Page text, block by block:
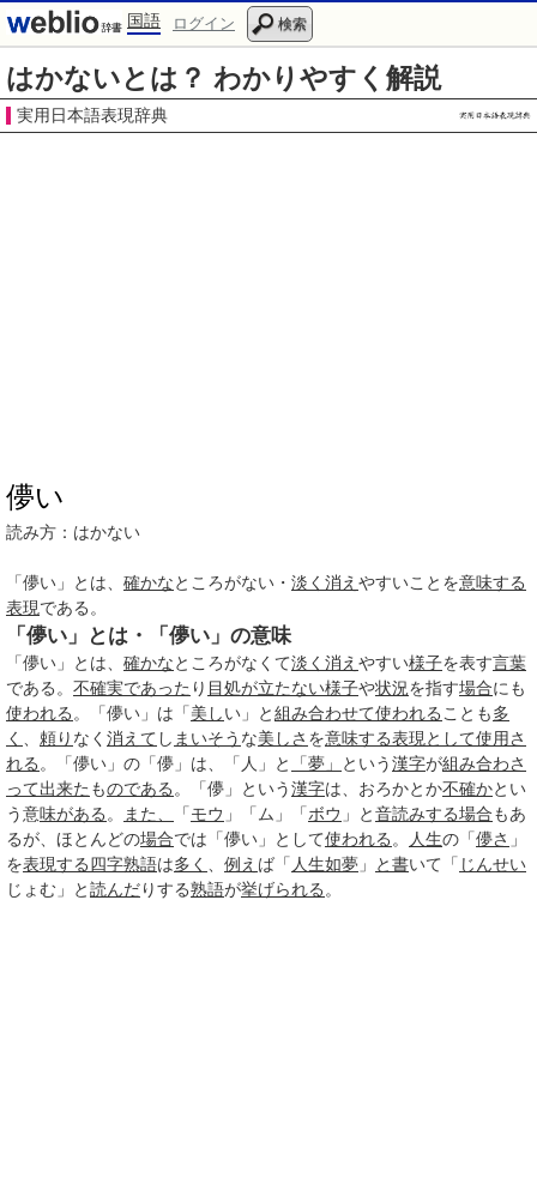
国語 ログイン 検索
はかないとは？ わかりやすく解説
実用日本語表現辞典
儚い
読み方： はかない
「儚い」とは、 確かなところがない・ 淡く 消え やすいことを意味する
表現である。
「儚い」とは・「儚い」の意味
「儚い」とは、 確かなところがなくて淡く 消え やすい様子を表す言葉
である。 不確実であった り 目処が立たない様子や状況を指す場合にも
使われる 。「儚い」は「美しい」と組み合わせて使われる ことも多
く
頼り なく 消えて し まいそう な美しさ を意味する表現として使用さ
れる 。「儚い」の「儚」は、「人」と 「夢」 という漢字が組み合わさ
って出来た ものである 。「儚」という漢字は、おろかとか不確かとい
う意味がある 。 また、 「モウ 」「ム」「ボウ 」と音読みする場合もあ
るが、ほとんどの場合では「儚い」として使われる 。 人生の「儚さ 」
を表現する四字熟語は多く 例え ば「 人生如夢 」 と書いて「 じんせい
じょむ」と読んだりする熟語が挙げられる 。